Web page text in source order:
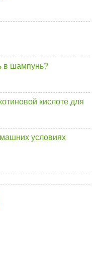
в шампунь?
кислоте для
условиях